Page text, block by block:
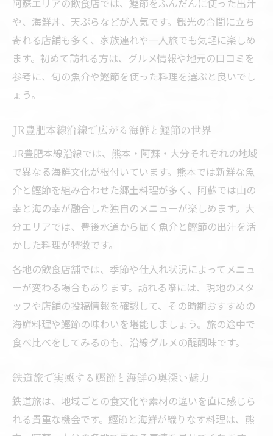
鰹節と海鮮で思い出に残る鉄道旅を計画す
る
鰹節の香りに包まれる沿線の味わい方
鰹節と海鮮が堪能できる豊肥本線沿線の魅
沿線グルメで楽しむ鰹節と海鮮の味わい深
JR豊肥本線で見つける鰹節と海鮮の絶品料
理
海鮮と鰹節が香る沿線のおすすめ味わい方
鉄道旅の途中で楽しむ鰹節と海鮮の調和し
た味
や、海鮮丼、天ぷらなどが人気です。観光の合間に立ち
寄れる店舗も多く、家族連れや一人旅でも気軽に楽しめ
ます。初めて訪れる方は、グルメ情報や地元の口コミを
参考に、旬の魚介や鰹節を使った料理を選ぶと良いでし
ょう。
JR豊肥本線沿線で広がる海鮮と鰹節の世界
JR豊肥本線沿線では、熊本・阿蘇・大分それぞれの地域
で異なる海鮮文化が根付いています。熊本では新鮮な魚
介と鰹節を組み合わせた郷土料理が多く、阿蘇では山の
幸と海の幸が融合した独自のメニューが楽しめます。大
分エリアでは、豊後水道から届く魚介と鰹節の出汁を活
かした料理が特徴です。
各地の飲食店舗では、季節や仕入れ状況によってメニュ
ーが変わる場合もあります。訪れる際には、現地のスタ
ッフや店舗の投稿情報を確認して、その時期おすすめの
海鮮料理や鰹節の味わいを堪能しましょう。旅の途中で
食べ比べをしてみるのも、沿線グルメの醍醐味です。
鉄道旅で実感する鰹節と海鮮の奥深い魅力
鉄道旅は、地域ごとの食文化や素材の違いを直に感じら
れる貴重な機会です。鰹節と海鮮が織りなす料理は、熊